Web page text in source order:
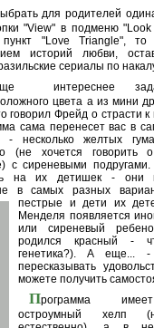
для родителей
"View" в подменю
пункт "Love Triangle", то
историй любви,
сериалы по
интереснее
цвета а из мини
говорил Фрейд о страсти
сама перенесет вас в
- несколько желтых
(не хочется говорить
с сиреневыми
на их детишек - они
в самых разных
пестрые и дети их
Менделя появляется
или сиреневый
родился красный -
генетика?). А еще...
пересказывать
можете получить
Программа
остроумный хелп